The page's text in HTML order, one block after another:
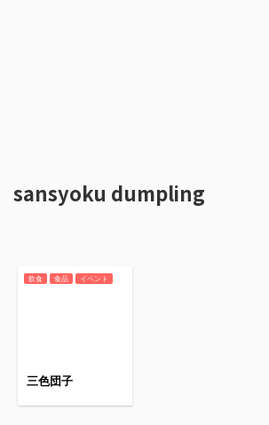
sansyoku dumpling
飲食 食品 イベント
三色団子